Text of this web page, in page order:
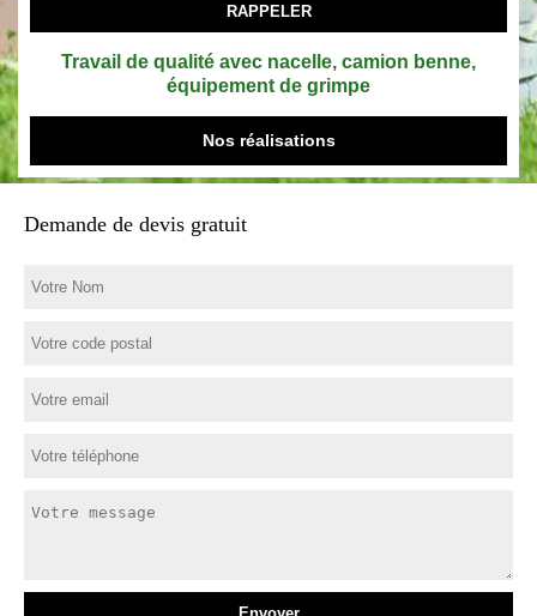
Travail de qualité avec nacelle, camion benne,
équipement de grimpe
Nos réalisations
Demande de devis gratuit